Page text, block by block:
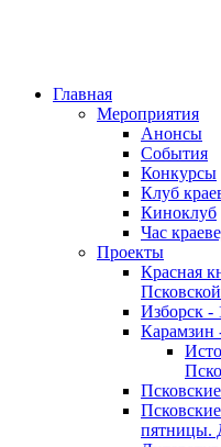
Главная
Мероприятия
Анонсы
События
Конкурсы
Клуб
Киноклуб
Час
Проекты
Красная
Изборск -
Карамзин
Псковские
пятницы.